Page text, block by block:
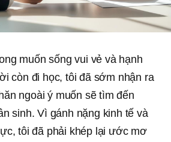
muốn sống vui vẻ và hạnh
còn đi học, tôi đã sớm nhận ra
ngoài ý muốn sẽ tìm đến
sinh. Vì gánh nặng kinh tế và
tôi đã phải khép lại ước mơ